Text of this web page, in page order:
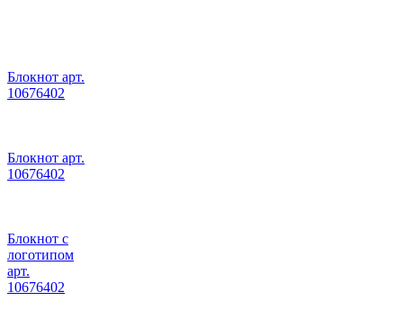
Блокнот арт.
10676402
Блокнот арт.
10676402
Блокнот с
логотипом
арт.
10676402